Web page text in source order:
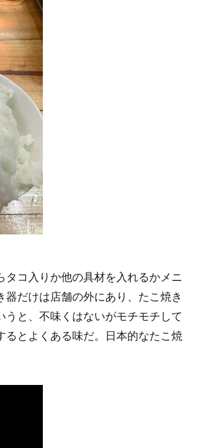
コ入りか他の具材を入れるかメニ
だけは店舗の外にあり、たこ焼き
と、不味くはないがモチモチして
とよくある味だ。日本的なたこ焼